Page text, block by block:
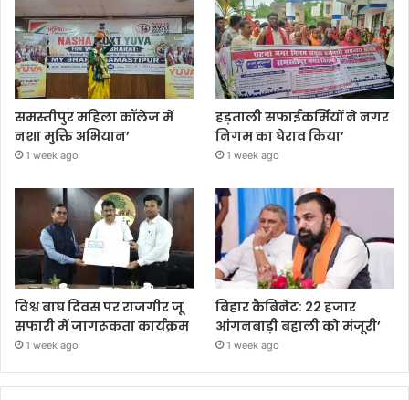
समस्तीपुर महिला कॉलेज में
नशा मुक्ति अभियान’
1 week ago
हड़ताली सफाईकर्मियों ने नगर
निगम का घेराव किया’
1 week ago
विश्व बाघ दिवस पर राजगीर जू
सफारी में जागरूकता कार्यक्रम
1 week ago
बिहार कैबिनेट: 22 हजार
आंगनबाड़ी बहाली को मंजूरी’
1 week ago